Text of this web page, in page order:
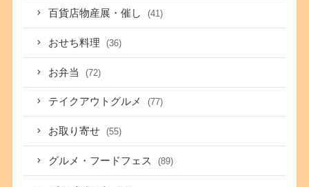
百貨店物産展・催し (41)
おせち料理 (36)
お弁当 (72)
テイクアウトグルメ (77)
お取り寄せ (55)
グルメ・フードフェス (89)